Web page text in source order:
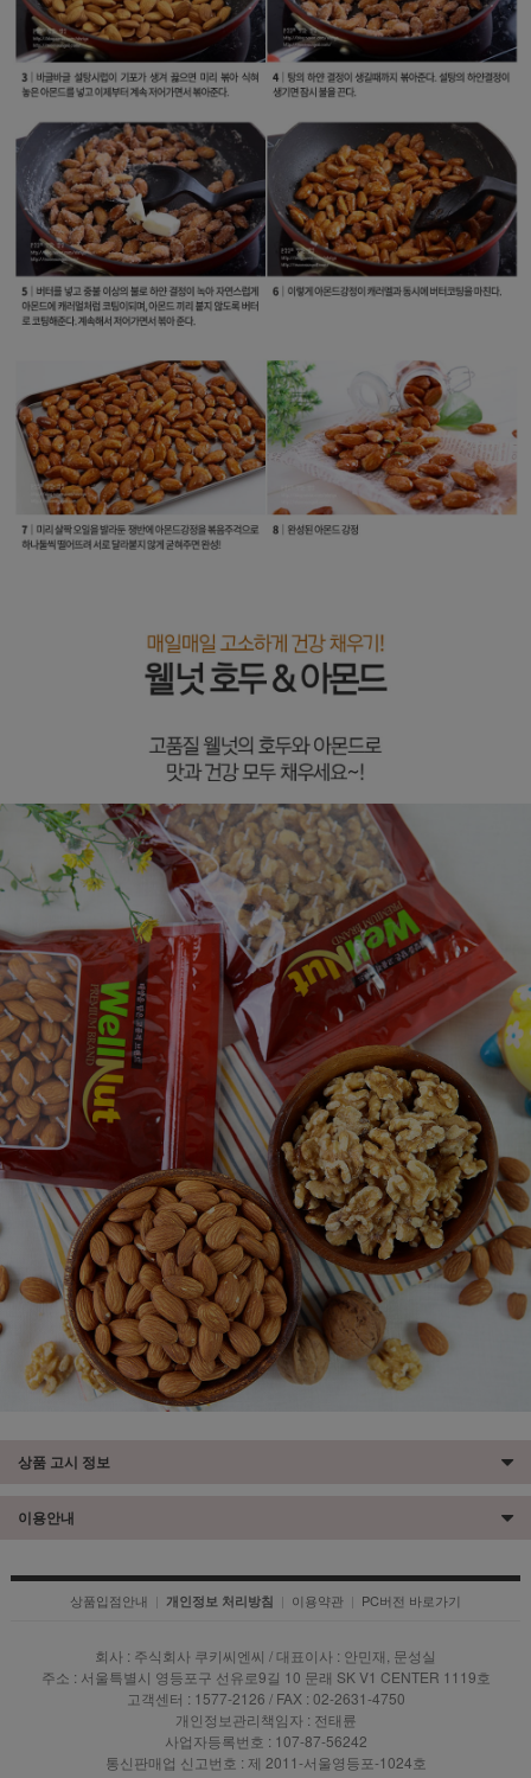
상품 고시 정보
이용안내
상품입점안내 | 개인정보 처리방침 | 이용약관 | PC버전 바로가기
회사 : 주식회사 쿠키씨엔씨 / 대표이사 : 안민재, 문성실
주소 : 서울특별시 영등포구 선유로9길 10 문래 SK V1 CENTER 1119호
고객센터 : 1577-2126 / FAX : 02-2631-4750
개인정보관리책임자 : 전태륜
사업자등록번호 : 107-87-56242
통신판매업 신고번호 : 제 2011-서울영등포-1024호